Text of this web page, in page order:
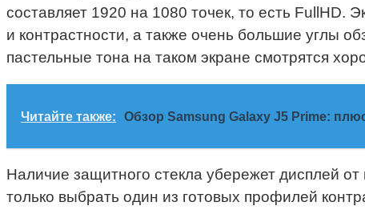
составляет 1920 на 1080 точек, то есть FullHD.
и контрастности, а также очень большие углы
пастельные тона на таком экране смотрятся
Читайте также: Обзор Samsung Galaxy J5 Prime:
Наличие защитного стекла убережет дисплей
только выбрать один из готовых профилей